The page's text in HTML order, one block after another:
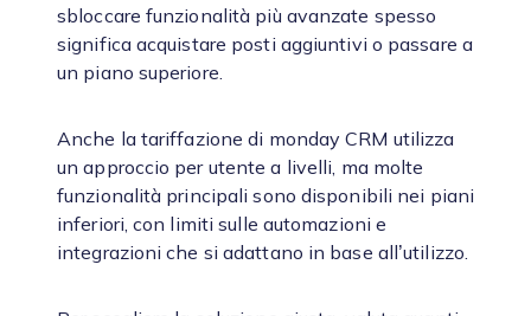
sbloccare funzionalità più avanzate spesso
significa acquistare posti aggiuntivi o passare a
un piano superiore.
Anche la tariffazione di monday CRM utilizza
un approccio per utente a livelli, ma molte
funzionalità principali sono disponibili nei piani
inferiori, con limiti sulle automazioni e
integrazioni che si adattano in base all’utilizzo.